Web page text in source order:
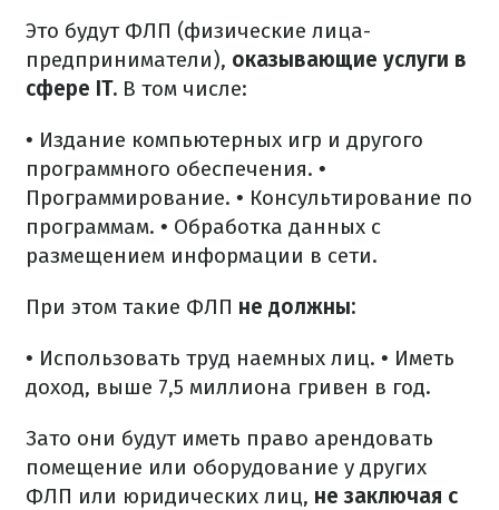
Это будут ФЛП (физические лица-
предприниматели), оказывающие услуги в
сфере IT. В том числе:
• Издание компьютерных игр и другого
программного обеспечения. •
Программирование. • Консультирование по
программам. • Обработка данных с
размещением информации в сети.
При этом такие ФЛП не должны:
• Использовать труд наемных лиц. • Иметь
доход, выше 7,5 миллиона гривен в год.
Зато они будут иметь право арендовать
помещение или оборудование у других
ФЛП или юридических лиц, не заключая с